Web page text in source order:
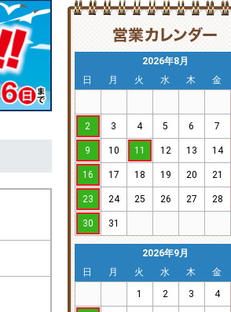
2026年8月
日
月 火 水 木 金
2 3 4 5 6 7
9 10 11 12 13 14
16 17 18 19 20 21
23 24 25 26 27 28
30 31
2026年9月
日
月 火 水 木 金
1
2 3 4